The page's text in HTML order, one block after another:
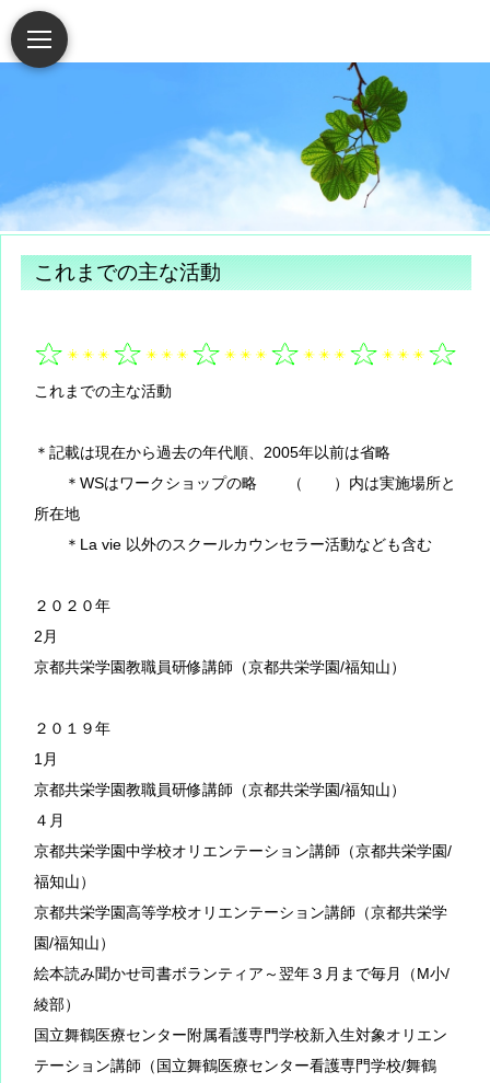
これまでの主な活動
これまでの主な活動
＊記載は現在から過去の年代順、2005年以前は省略
＊WSはワークショップの略 （ ）内は実施場所と
所在地
＊La vie 以外のスクールカウンセラー活動なども含む
２０２０年
2月
京都共栄学園教職員研修講師（京都共栄学園/福知山）
２０１９年
1月
京都共栄学園教職員研修講師（京都共栄学園/福知山）
４月
京都共栄学園中学校オリエンテーション講師（京都共栄学園/
福知山）
京都共栄学園高等学校オリエンテーション講師（京都共栄学
園/福知山）
絵本読み聞かせ司書ボランティア～翌年３月まで毎月（M小/
綾部）
国立舞鶴医療センター附属看護専門学校新入生対象オリエン
テーション講師（国立舞鶴医療センター看護専門学校/舞鶴